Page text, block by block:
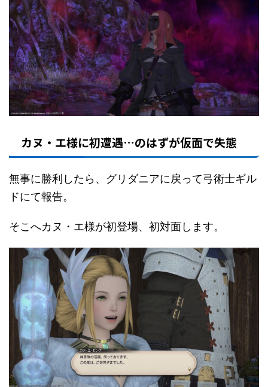
カヌ・エ様に初遭遇…のはずが仮面で失態
無事に勝利したら、グリダニアに戻って弓術士ギル
ドにて報告。
そこへカヌ・エ様が初登場、初対面します。